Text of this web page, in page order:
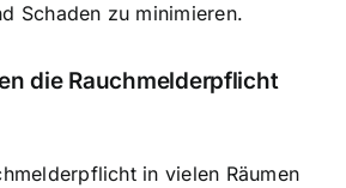
Schaden zu minimieren.
die Rauchmelderpflicht
in vielen Räumen